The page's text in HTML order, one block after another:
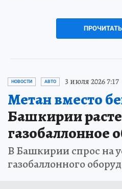
ПРОЧИТАТЬ
НОВОСТИ АВТО 3 июля 2026 7:17
Метан вместо
Башкирии
газобаллонное
В Башкирии спрос на
газобаллонного